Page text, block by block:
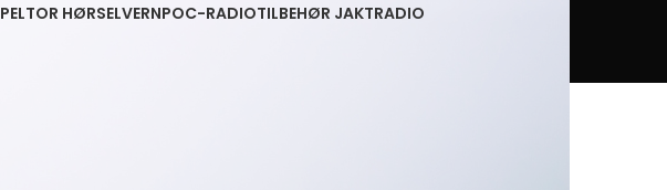
PELTOR HØRSELVERNPOC-RADIOTILBEHØR JAKTRADIO